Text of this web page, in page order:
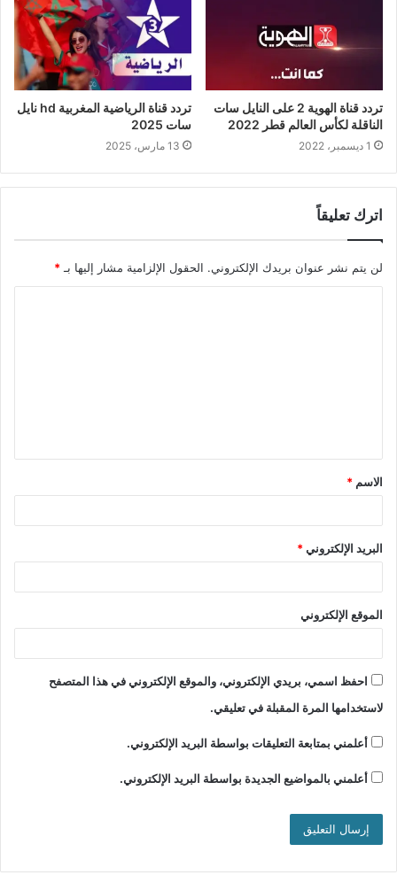
تردد قناة الهوية 2 على النايل سات
الناقلة لكأس العالم قطر 2022
1 ديسمبر، 2022
تردد قناة الرياضية المغربية hd نايل
سات 2025
13 مارس، 2025
اترك تعليقاً
لن يتم نشر عنوان بريدك الإلكتروني. الحقول الإلزامية مشار إليها بـ *
الاسم *
البريد الإلكتروني*
الموقع الإلكتروني
احفظ اسمي، بريدي الإلكتروني، والموقع الإلكتروني في هذا المتصفح
لاستخدامها المرة المقبلة في تعليقي.
أعلمني بمتابعة التعليقات بواسطة البريد الإلكتروني.
أعلمني بالمواضيع الجديدة بواسطة البريد الإلكتروني.